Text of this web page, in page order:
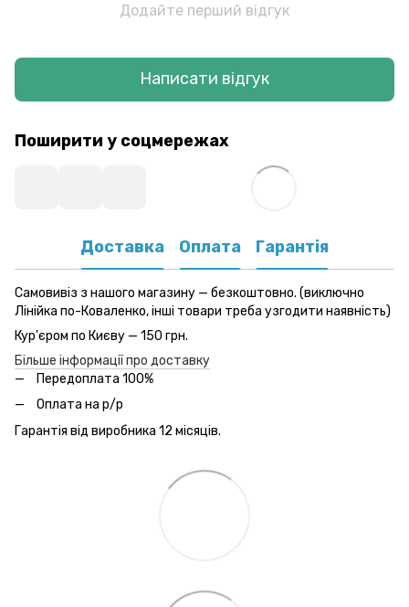
Додайте перший відгук
Написати відгук
Поширити у соцмережах
Доставка Оплата Гарантія
Самовивіз з нашого магазину — безкоштовно. (виключно
Лінійка по-Коваленко, інші товари треба узгодити наявність)
Кур'єром по Києву — 150 грн.
Більше інформації про доставку
Передоплата 100%
Оплата на р/р
Гарантія від виробника 12 місяців.